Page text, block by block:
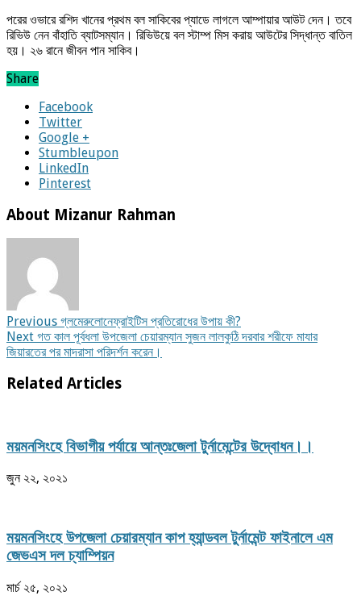
পরের ওভারে রশিদ খানের প্রথম বল সাকিবের প্যাডে লাগলে আম্পায়ার আউট দেন। তবে
রিভিউ নেন বাঁহাতি ব্যাটসম্যান। রিভিউয়ে বল স্টাম্প মিস করায় আউটের সিদ্ধান্ত বাতিল
হয়। ২৬ রানে জীবন পান সাকিব।
Share
Facebook
Twitter
Google +
Stumbleupon
LinkedIn
Pinterest
About Mizanur Rahman
Previous গ্লমেরুলোনেফ্রাইটিস প্রতিরোধের উপায় কী?
Next গত কাল পূর্বধলা উপজেলা চেয়ারম্যান সুজন লালকুঠি দরবার শরীফে মাযার
জিয়ারতের পর মাদরাসা পরিদর্শন করেন।
Related Articles
ময়মনসিংহে বিভাগীয় পর্যায়ে আন্তঃজেলা টুর্নামেন্টের উদ্বোধন।।
জুন ২২, ২০২১
ময়মনসিংহে উপজেলা চেয়ারম্যান কাপ হ্যান্ডবল টুর্নামেন্ট ফাইনালে এম
জেভএস দল চ্যাম্পিয়ন
মার্চ ২৫, ২০২১